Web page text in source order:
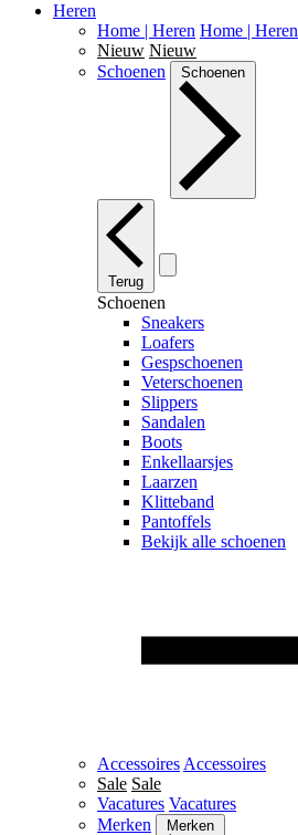
Heren
Home | Heren Home | Heren
Nieuw Nieuw
Schoenen
Schoenen
Terug
Schoenen
Sneakers
Loafers
Gespschoenen
Veterschoenen
Slippers
Sandalen
Boots
Enkellaarsjes
Laarzen
Klitteband
Pantoffels
Bekijk alle schoenen
Accessoires Accessoires
Sale Sale
Vacatures Vacatures
Merken
Merken